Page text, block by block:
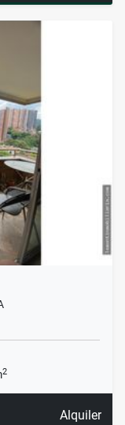
2
Alquiler